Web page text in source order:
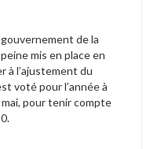
de la
mis en place en
à l’ajustement du
voté pour l’année à
pour tenir compte